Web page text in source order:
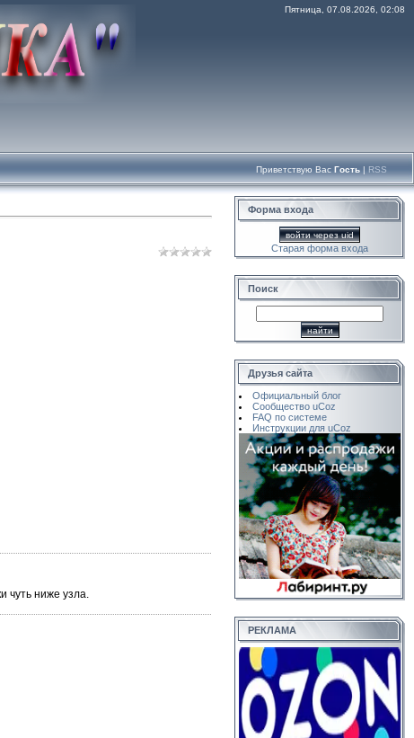
Пятница, 07.08.2026, 02:08
Приветствую Вас Гость | RSS
чуть ниже узла.
Форма входа
войти через uid
Старая форма входа
Поиск
Друзья сайта
Официальный блог
Сообщество uCoz
FAQ по системе
Инструкции для uCoz
РЕКЛАМА